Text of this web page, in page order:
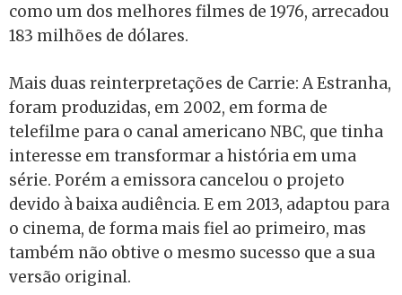
como um dos melhores filmes de 1976, arrecadou
183 milhões de dólares.
Mais duas reinterpretações de Carrie: A Estranha,
foram produzidas, em 2002, em forma de
telefilme para o canal americano NBC, que tinha
interesse em transformar a história em uma
série. Porém a emissora cancelou o projeto
devido à baixa audiência. E em 2013, adaptou para
o cinema, de forma mais fiel ao primeiro, mas
também não obtive o mesmo sucesso que a sua
versão original.